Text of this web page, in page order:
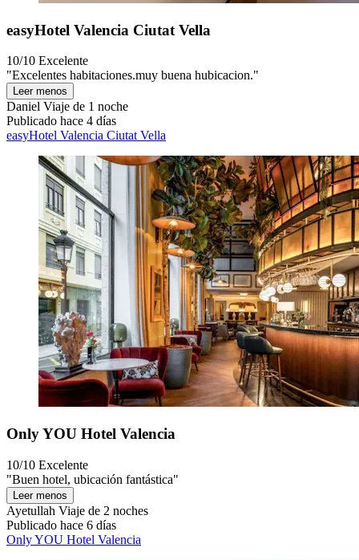
easyHotel Valencia Ciutat Vella
10/10 Excelente
"Excelentes habitaciones.muy buena hubicacion."
Leer menos
Daniel Viaje de 1 noche
Publicado hace 4 días
easyHotel Valencia Ciutat Vella
Only YOU Hotel Valencia
10/10 Excelente
"Buen hotel, ubicación fantástica"
Leer menos
Ayetullah Viaje de 2 noches
Publicado hace 6 días
Only YOU Hotel Valencia